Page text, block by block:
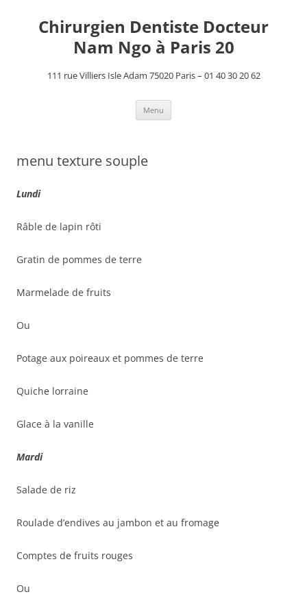
contenuChirurgien Dentiste Docteur
Nam Ngo à Paris 20
111 rue Villiers Isle Adam 75020 Paris – 01 40 30 20 62
Menu
menu texture souple
Lundi
Râble de lapin rôti
Gratin de pommes de terre
Marmelade de fruits
Ou
Potage aux poireaux et pommes de terre
Quiche lorraine
Glace à la vanille
Mardi
Salade de riz
Roulade d’endives au jambon et au fromage
Comptes de fruits rouges
Ou